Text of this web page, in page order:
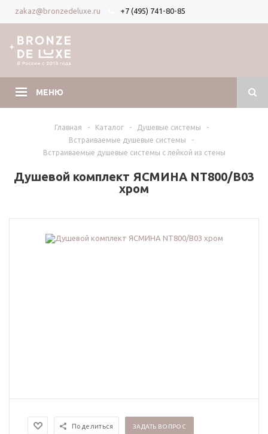
zakaz@bronzedeluxe.ru +7 (495) 741-80-85
МЕНЮ
Главная - Каталог - Душевые системы
-
Встраиваемые душевые системы
-
Встраиваемые душевые системы с лейкой из стены
Душевой комплект ЯСМИНА NT800/B03
хром
Поделиться ЗАДАТЬ ВОПРОС